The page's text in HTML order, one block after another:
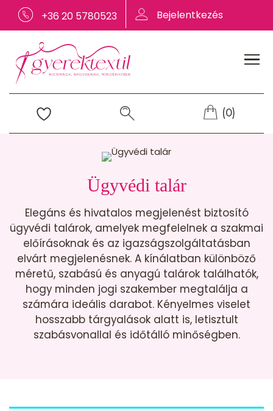
+36 20 5780523 Bejelentkezés
(0)
Ügyvédi talár
Elegáns és hivatalos megjelenést biztosító
ügyvédi talárok, amelyek megfelelnek a szakmai
előírásoknak és az igazságszolgáltatásban
elvárt megjelenésnek. A kínálatban különböző
méretű, szabású és anyagú talárok találhatók,
hogy minden jogi szakember megtalálja a
számára ideális darabot. Kényelmes viselet
hosszabb tárgyalások alatt is, letisztult
szabásvonallal és időtálló minőségben.